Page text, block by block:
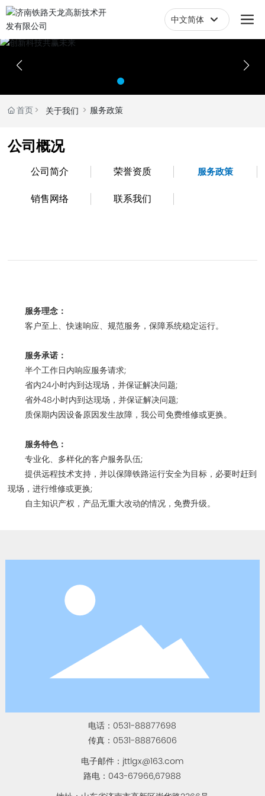
中文简体
English
首页 关于我们 服务政策
公司概况
公司简介 荣誉资质 服务政策
销售网络 联系我们
服务理念：
客户至上、快速响应、规范服务，保障系统稳定运行。
服务承诺：
半个工作日内响应服务请求;
省内24小时内到达现场，并保证解决问题;
省外48小时内到达现场，并保证解决问题;
质保期内因设备原因发生故障，我公司免费维修或更换。
服务特色：
专业化、多样化的客户服务队伍;
提供远程技术支持，并以保障铁路运行安全为目标，必要时赶到
现场，进行维修或更换;
自主知识产权，产品无重大改动的情况，免费升级。
电话： 0531-88877698
传真： 0531-88876606
电子邮件： jttlgx@163.com
路电： 043-67966,67988